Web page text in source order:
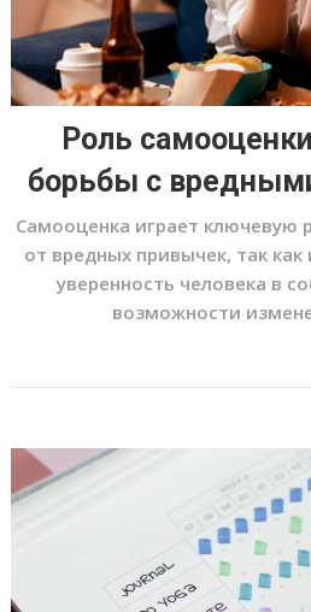
Роль
борьбы с
Самооценка играет ключевую
от вредных привычек, так
уверенность человека в
возможности